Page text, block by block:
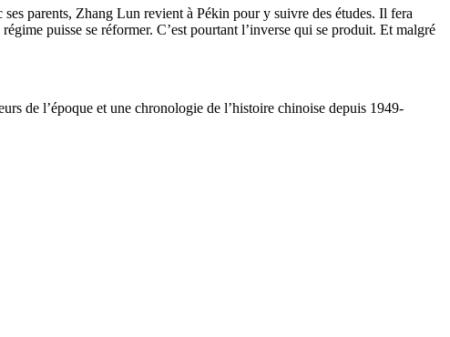
parents, Zhang Lun revient à Pékin pour y suivre des études. Il fera
puisse se réformer. C’est pourtant l’inverse qui se produit. Et malgré
de l’époque et une chronologie de l’histoire chinoise depuis 1949-